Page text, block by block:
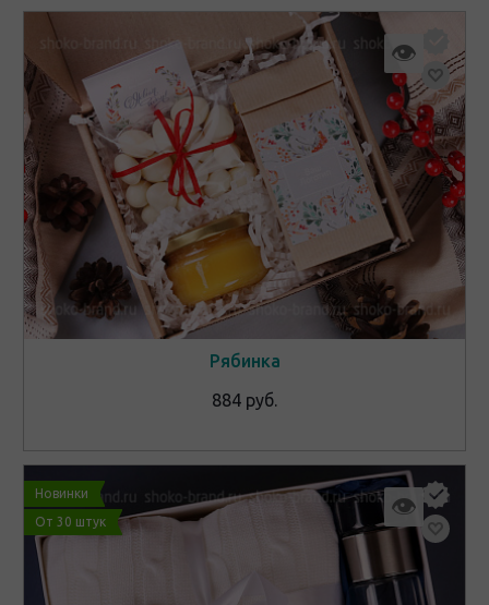
👁
Рябинка
884 руб.
Новинки
От 30 штук
👁